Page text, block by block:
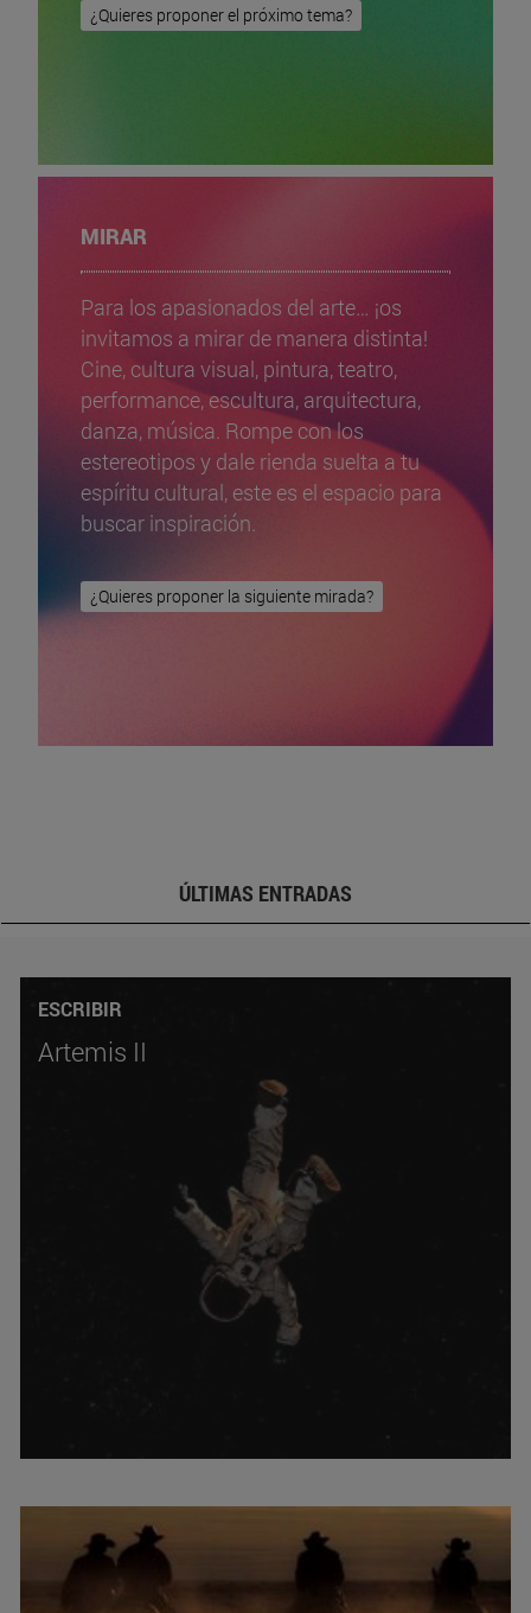
¿Quieres proponer el próximo tema?
MIRAR
Para los apasionados del arte… ¡os
invitamos a mirar de manera distinta!
Cine, cultura visual, pintura, teatro,
performance, escultura, arquitectura,
danza, música. Rompe con los
estereotipos y dale rienda suelta a tu
espíritu cultural, este es el espacio para
buscar inspiración.
¿Quieres proponer la siguiente mirada?
ÚLTIMAS ENTRADAS
ESCRIBIR
Artemis II